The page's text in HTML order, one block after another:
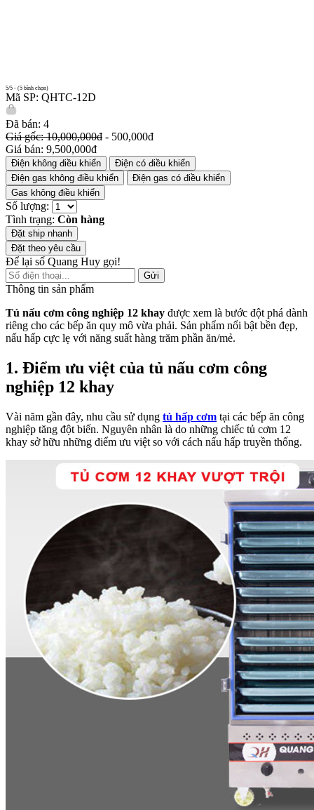
5/5 - (5 bình chọn)
Mã SP: QHTC-12D
Đã bán: 4
Giá gốc: 10,000,000đ - 500,000đ
Giá bán: 9,500,000đ
Điện không điều khiển
Điện có điều khiển
Điện gas không điều khiển
Điện gas có điều khiển
Gas không điều khiển
Số lượng:
Tình trạng: Còn hàng
Đặt ship nhanh
Đặt theo yêu cầu
Để lại số Quang Huy gọi!
Gửi
Thông tin sản phẩm
Tủ nấu cơm công nghiệp 12 khay được xem là bước đột phá dành
riêng cho các bếp ăn quy mô vừa phải. Sản phẩm nổi bật bền đẹp,
nấu hấp cực lẹ với năng suất hàng trăm phần ăn/mẻ.
1. Điểm ưu việt của tủ nấu cơm công
nghiệp 12 khay
Vài năm gần đây, nhu cầu sử dụng tủ hấp cơm tại các bếp ăn công
nghiệp tăng đột biến. Nguyên nhân là do những chiếc tủ cơm 12
khay sở hữu những điểm ưu việt so với cách nấu hấp truyền thống.